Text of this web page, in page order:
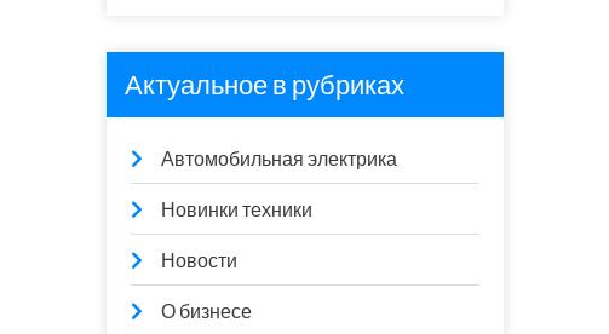
Актуальное в рубриках
Автомобильная электрика
Новинки техники
Новости
О бизнесе